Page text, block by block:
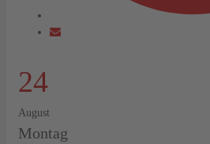
24
August
Montag